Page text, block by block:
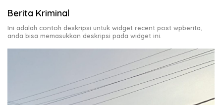
Berita Kriminal
Ini adalah contoh deskripsi untuk widget recent post wpberita,
anda bisa memasukkan deskripsi pada widget ini.